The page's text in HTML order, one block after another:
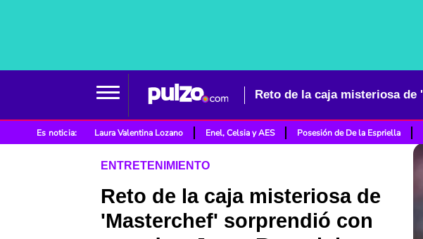
Es noticia: Laura Valentina Lozano Enel, Celsia y AES Posesión de De la Espriella
ENTRETENIMIENTO
Reto de la caja misteriosa de
'Masterchef' sorprendió con